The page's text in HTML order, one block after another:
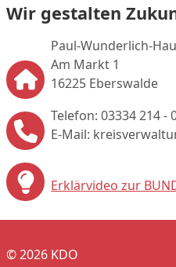
Wir gestalten
Paul-Wunderlich-
Am Markt 1
16225 Eberswalde
Telefon: 03334 214 -
E-Mail:
Erklärvideo zur
© 2026 KDO